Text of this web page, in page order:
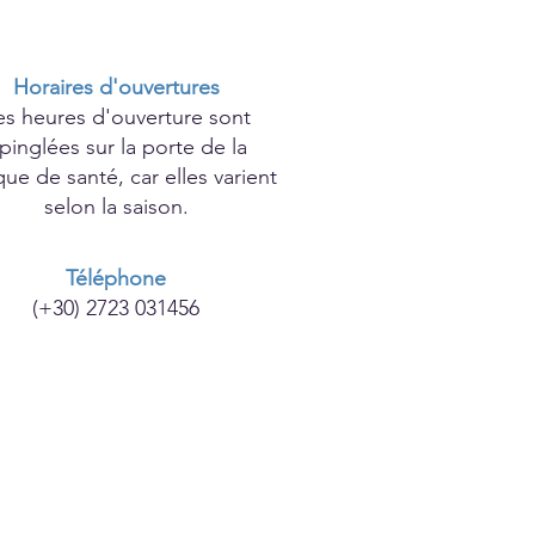
Horaires d'ouvertures
heures d'ouverture sont
sur la porte de la
de santé, car elles varient
selon la saison.
Téléphone
(+30) 2723 031456